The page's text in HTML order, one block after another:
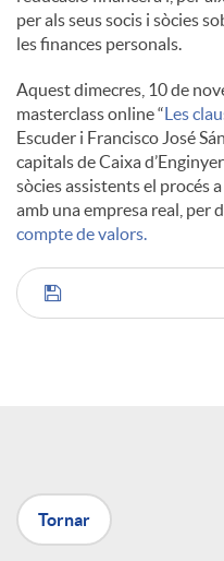
s
per als seus socis i sòcies
les finances personals.
Aquest dimecres, 10 de
masterclass online “Les
Escuder i Francisco José
capitals de Caixa
sòcies assistents el procés
amb una empresa real, per
compte de valors.
C
pTornar